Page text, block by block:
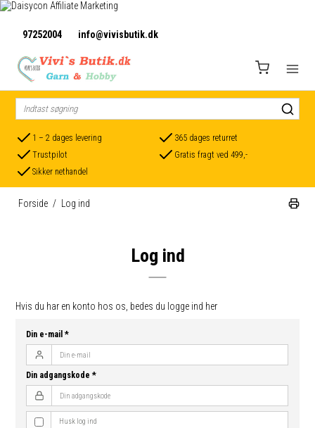
97252004 info@vivisbutik.dk
1 – 2 dages levering
365 dages returret
Trustpilot
Gratis fragt ved 499,-
Sikker nethandel
Forside / Log ind
Log ind
Hvis du har en konto hos os, bedes du logge ind her
Din e-mail*
Din adgangskode*
Husk log ind